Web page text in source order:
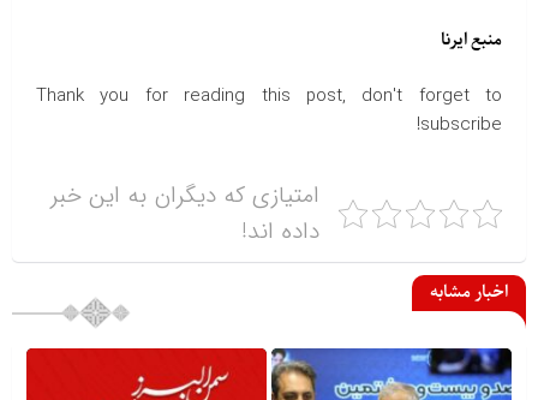
منبعایرنا
Thank you for reading this post, don't forget to
subscribe!
امتیازی که دیگران به این خبر
داده اند!
اخبار مشابه